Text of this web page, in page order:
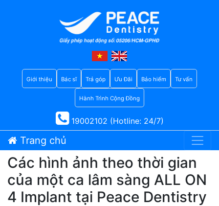
Giới thiệu Bác sĩ Trả góp Ưu Đãi Bảo hiểm Tư vấn
Hành Trình Cộng Đồng
19002102 (Hotline: 24/7)
Trang chủ
Các hình ảnh theo thời gian
của một ca lâm sàng ALL ON
4 Implant tại Peace Dentistry